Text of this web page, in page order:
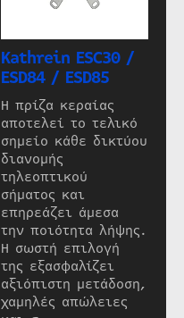
Kathrein ESC30 /
ESD84 / ESD85
Η πρίζα κεραίας
αποτελεί το τελικό
σημείο κάθε δικτύου
διανομής
τηλεοπτικού
σήματος και
επηρεάζει άμεσα
την ποιότητα λήψης.
Η σωστή επιλογή
της εξασφαλίζει
αξιόπιστη μετάδοση,
χαμηλές απώλειες